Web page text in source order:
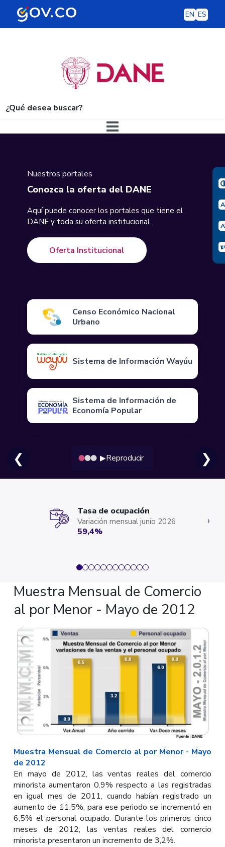
EN ES
¿Qué desea buscar?
Nuestros portales
Conozca la oferta del DANE
Aquí puede conocer los portales que tiene el
DANE y toda su oferta institucional.
Oferta Institucional
Censo Económico Nacional
Urbano
Sistema de Información Wayúu
Sistema de Información de
Economía Popular
❮ ▶Reproducir ❯
Variación mensual junio 2026
Tasa de ocupación
59,4%
›
Muestra Mensual de Comercio
al por Menor - Mayo de 2012
Muestra Mensual de Comercio al por Menor - Mayo
de 2012
En mayo de 2012, las ventas reales del comercio
minorista aumentaron 0.9% respecto a las registradas
en igual mes de 2011, cuando habían registrado un
aumento de 11,5%; para ese periodo se incrementó en
6,5% el personal ocupado. Durante los primeros cinco
meses de 2012, las ventas reales del comercio
minorista presentaron un incremento de 3,2%.